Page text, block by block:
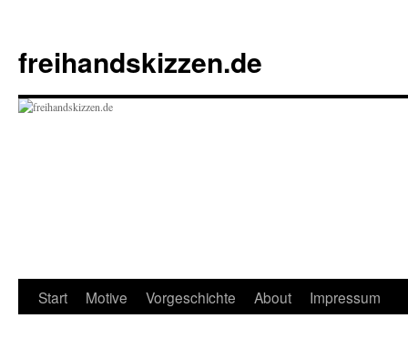
springen
freihandskizzen.de
Start Motive Vorgeschichte About Impressum